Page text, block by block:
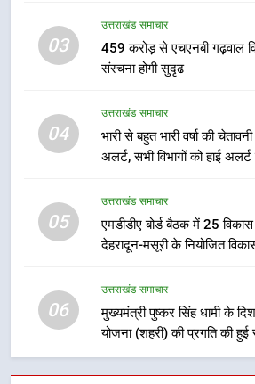
सुरक्षा मानकों से कोई समझौता
03
उत्तराखंड समाचार
459 करोड़ से एचएनबी गढ़वाल
संरचना होगी सुदृढ
04
उत्तराखंड समाचार
भारी से बहुत भारी वर्षा की
अलर्ट, सभी विभागों को हाई
05
उत्तराखंड समाचार
एमडीडीए बोर्ड बैठक में 25 विकास
देहरादून-मसूरी के नियोजित
06
उत्तराखंड समाचार
मुख्यमंत्री पुष्कर सिंह धामी के
योजना (शहरी) की प्रगति की हुई
अभियुक्त को दून
गिरफ्तार
उत्तराखंड समाचार
भारी बारिश का
देहरादून में स्कूल
1
मुख्यमंत्री धामी
वाले महीनों में
भर्ती
उत्तराखंड समाचार